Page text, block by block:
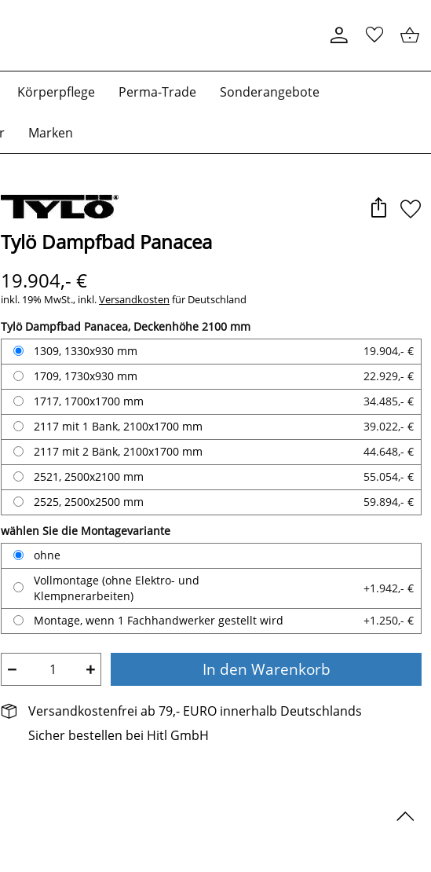
Körperpflege Perma-Trade Sonderangebote
Marken
Tylö Dampfbad Panacea
19.904,- €
inkl. 19% MwSt., inkl.Versandkosten für Deutschland
Tylö Dampfbad Panacea, Deckenhöhe 2100 mm
1309, 1330x930 mm
19.904,- €
1709, 1730x930 mm
22.929,- €
1717, 1700x1700 mm
34.485,- €
2117 mit 1 Bank, 2100x1700 mm
39.022,- €
2117 mit 2 Bänk, 2100x1700 mm
44.648,- €
2521, 2500x2100 mm
55.054,- €
2525, 2500x2500 mm
59.894,- €
wählen Sie die Montagevariante
ohne
Vollmontage (ohne Elektro- und
Klempnerarbeiten)
+1.942,- €
Montage, wenn 1 Fachhandwerker gestellt wird +1.250,- €
− + In den Warenkorb
Versandkostenfrei ab 79,- EURO innerhalb Deutschlands
Sicher bestellen bei Hitl GmbH